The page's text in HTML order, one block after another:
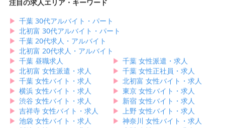
注目の求人エリア・キーワード
▶︎ 千葉 30代アルバイト・パート
▶︎ 北初富 30代アルバイト・パート
▶︎ 千葉 20代求人・アルバイト
▶︎ 北初富 20代求人・アルバイト
▶︎ 千葉 昼職求人 ▶︎ 千葉 女性派遣・求人
▶︎ 北初富 女性派遣・求人 ▶︎ 千葉 女性正社員・求人
▶︎ 千葉 女性バイト・求人 ▶︎ 北初富 女性バイト・求人
▶︎ 横浜 女性バイト・求人 ▶︎ 東京 女性バイト・求人
▶︎ 渋谷 女性バイト・求人 ▶︎ 新宿 女性バイト・求人
▶︎ 吉祥寺 女性バイト・求人 ▶︎ 上野 女性バイト・求人
▶︎ 池袋 女性バイト・求人 ▶︎ 神奈川 女性バイト・求人